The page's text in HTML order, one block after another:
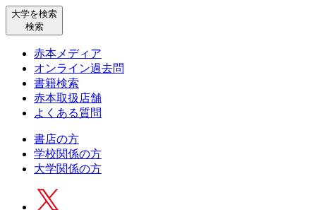
大学を検索
検索
赤本メディア
オンライン過去問
書籍検索
赤本取扱店舗
よくある質問
書店の方
学校関係の方
大学関係の方